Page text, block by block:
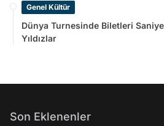
Genel Kültür
Dünya Turnesinde Biletleri
Yıldızlar
Son Eklenenler